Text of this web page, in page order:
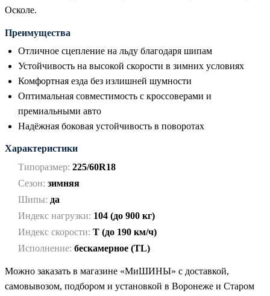
Осколе.
Преимущества
Отличное сцепление на льду благодаря шипам
Устойчивость на высокой скорости в зимних условиях
Комфортная езда без излишней шумности
Оптимальная совместимость с кроссоверами и
премиальными авто
Надёжная боковая устойчивость в поворотах
Характеристики
Типоразмер: 225/60R18
Сезон: зимняя
Шипы: да
Индекс нагрузки: 104 (до 900 кг)
Индекс скорости: T (до 190 км/ч)
Исполнение: бескамерное (TL)
Можно заказать в магазине «МиШИНЫ» с доставкой,
самовывозом, подбором и установкой в Воронеже и Старом